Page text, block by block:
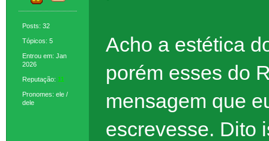
Posts: 32
Tópicos: 5
Entrou em: Jan
2026
Reputação: 11
Pronomes: ele /
dele
Acho a estética
porém esses do
mensagem que
escrevesse. Dito